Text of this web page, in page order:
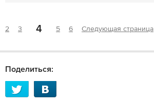
2 3 4 5 6 Следующая страница
Поделиться: